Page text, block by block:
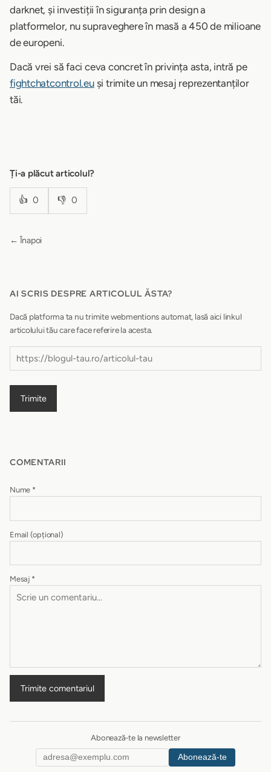
darknet, și investiții în siguranța prin design a
platformelor, nu supraveghere în masă a 450 de milioane
de europeni.
Dacă vrei să faci ceva concret în privința asta, intră pe
fightchatcontrol.euși trimite un mesaj reprezentanților
tăi.
Ți-a plăcut articolul?
👍 0 👎 0
← Înapoi
AI SCRIS DESPRE ARTICOLUL ĂSTA?
Dacă platforma ta nu trimite webmentions automat, lasă aici linkul
articolului tău care face referire la acesta.
Trimite
COMENTARII
Nume *
Email (opțional)
Mesaj *
Trimite comentariul
Abonează-te la newsletter
Abonează-te